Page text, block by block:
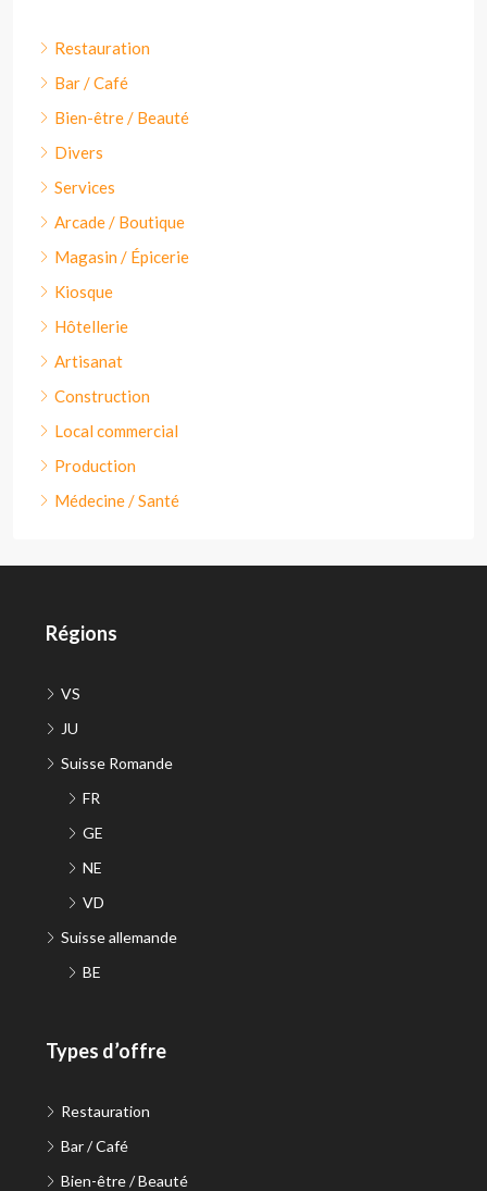
Restauration
Bar / Café
Bien-être / Beauté
Divers
Services
Arcade / Boutique
Magasin / Épicerie
Kiosque
Hôtellerie
Artisanat
Construction
Local commercial
Production
Médecine / Santé
Régions
VS
JU
Suisse Romande
FR
GE
NE
VD
Suisse allemande
BE
Types d’offre
Restauration
Bar / Café
Bien-être / Beauté